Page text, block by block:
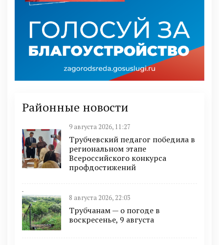
Районные новости
9 августа 2026, 11:27
Трубчевский педагог победила в
региональном этапе
Всероссийского конкурса
профдостижений
8 августа 2026, 22:03
Трубчанам — о погоде в
воскресенье, 9 августа